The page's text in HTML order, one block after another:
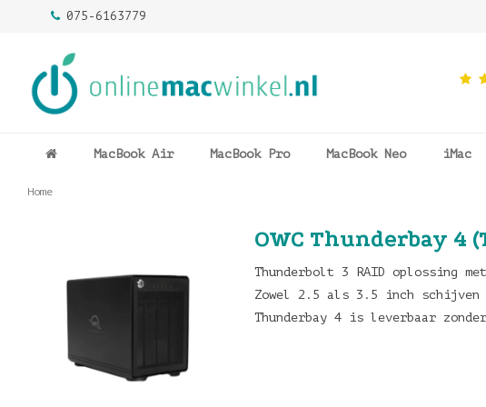
075-6163779
MacBook Air MacBook Pro MacBook Neo iMac
Home
OWC Thunderbay 4
Thunderbolt 3 RAID oplossing
Zowel 2.5 als 3.5 inch schijven
Thunderbay 4 is leverbaar